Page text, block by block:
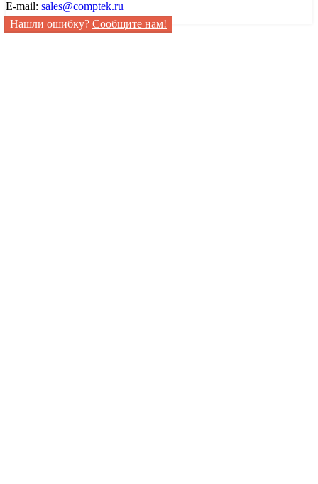
E-mail: sales@comptek.ru
Нашли ошибку? Сообщите нам!